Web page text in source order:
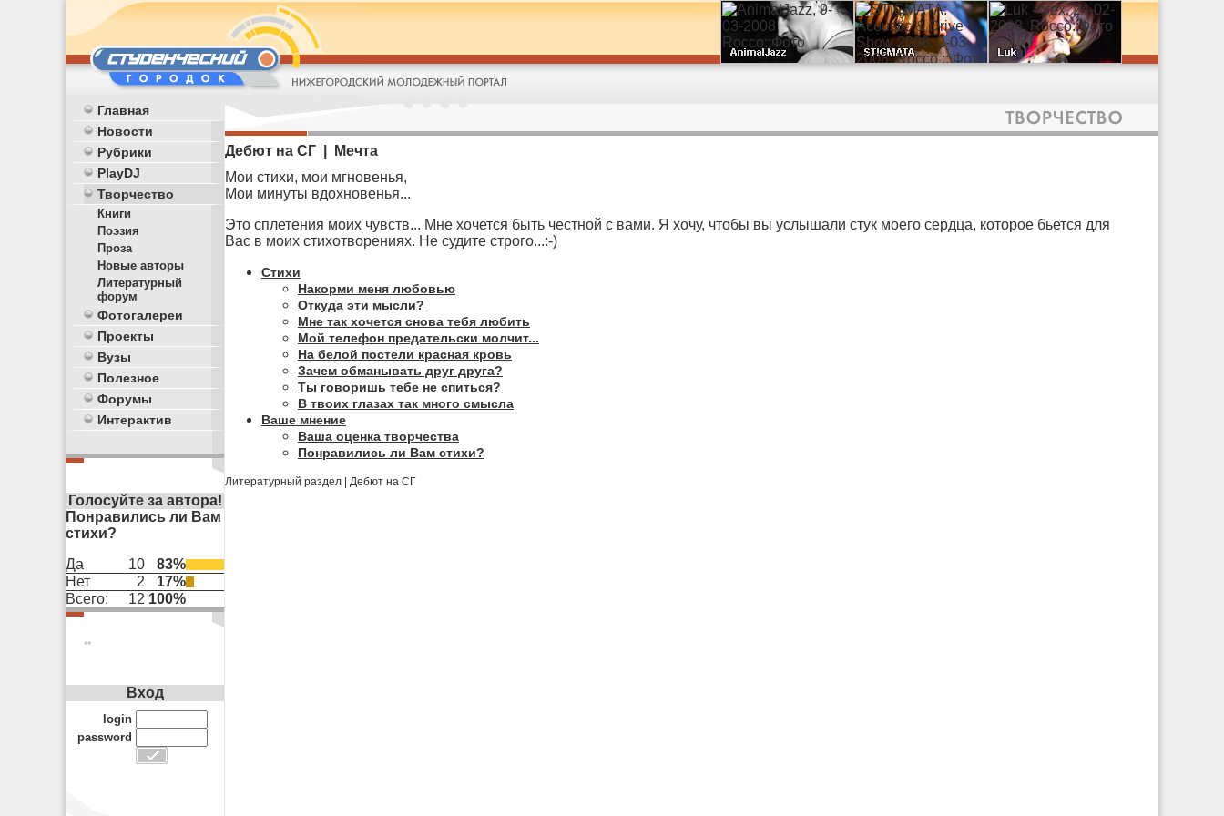
Главная
Новости
Рубрики
PlayDJ
Творчество
Книги
Поэзия
Проза
Новые авторы
Литературный
форум
Фотогалереи
Проекты
Вузы
Полезное
Форумы
Интерактив
Голосуйте за автора!
Понравились ли Вам
стихи?
Да
10
83%
Нет
2
17%
Всего:
12 100%
**
Дебют на СГ | Мечта
Мои стихи, мои мгновенья,
Мои минуты вдохновенья...
Это сплетения моих чувств... Мне хочется быть честной с вами. Я хочу, чтобы вы услышали стук моего сердца, которое бьется для
Вас в моих стихотворениях. Не судите строго...:-)
Стихи
Накорми меня любовью
Откуда эти мысли?
Мне так хочется снова тебя любить
Мой телефон предательски молчит...
На белой постели красная кровь
Зачем обманывать друг друга?
Ты говоришь тебе не спиться?
В твоих глазах так много смысла
Ваше мнение
Ваша оценка творчества
Понравились ли Вам стихи?
Литературный раздел Дебют на СГ
Вход
login
password